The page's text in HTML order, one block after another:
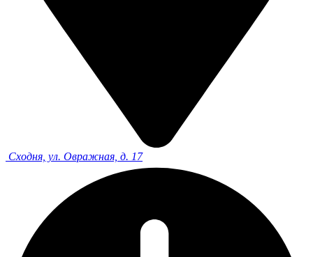
Сходня, ул. Овражная, д. 17